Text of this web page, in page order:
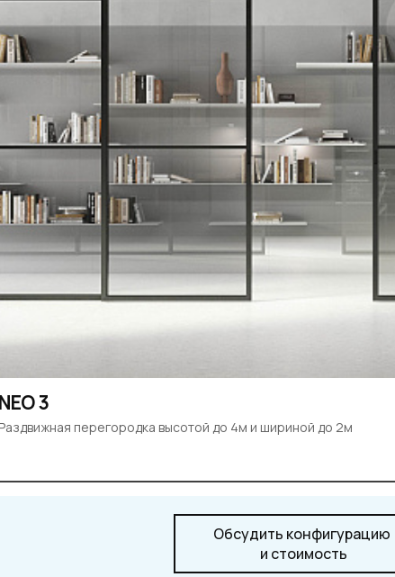
NEO 3
Раздвижная перегородка высотой до 4м и шириной до 2м
Обсудить конфигурацию
и стоимость